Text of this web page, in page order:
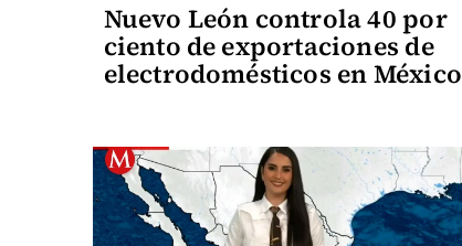
Nuevo León controla 40 por
ciento de exportaciones de
electrodomésticos en México